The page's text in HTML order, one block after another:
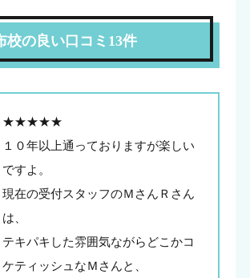
校の良い口コミ13件
★★★★★
１０年以上通っておりますが楽しい
ですよ。
現在の受付スタッフのＭさんＲさん
は、
テキパキした雰囲気ながらどこかコ
ケティッシュなＭさんと、